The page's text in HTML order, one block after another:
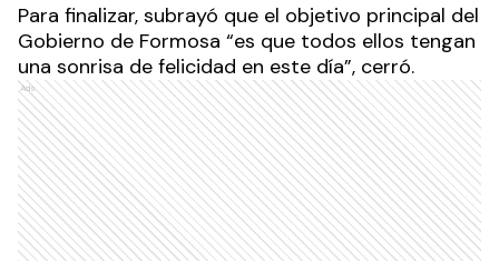
Para finalizar, subrayó que el objetivo principal del
Gobierno de Formosa “es que todos ellos tengan
una sonrisa de felicidad en este día”, cerró.
Ads